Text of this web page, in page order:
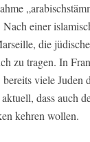
einer
die
zu tragen. In
viele Juden
dass auch
kehren wollen.